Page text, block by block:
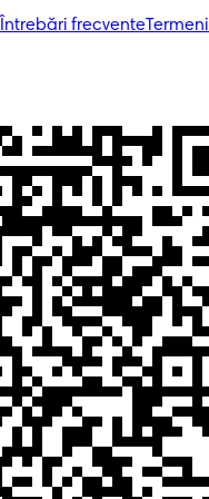
Întrebări frecvente